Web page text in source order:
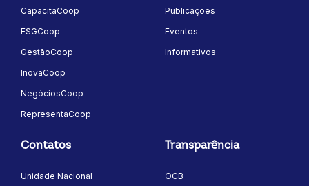
CapacitaCoop
ESGCoop
GestãoCoop
InovaCoop
NegóciosCoop
RepresentaCoop
Publicações
Eventos
Informativos
Contatos
Unidade Nacional
Transparência
OCB